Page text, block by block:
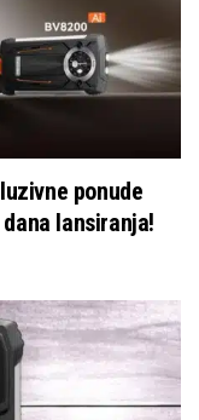
ponude
lansiranja!